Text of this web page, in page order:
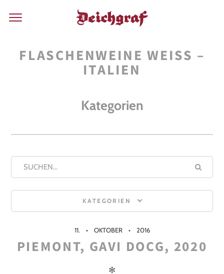
FLASCHENWEINE WEISS – I
TALIEN
Kategorien
KATEGORIEN
11. OKTOBER 2016
PIEMONT, GAVI DOCG, 2020
✻